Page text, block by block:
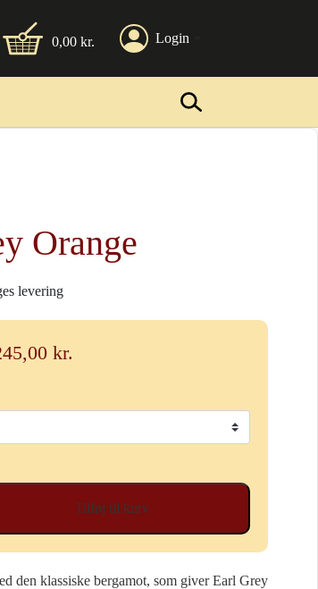
0,00kr. Login
Orange
levering
kr.
til
245,00 kr.
Tilføj til kurv
den klassiske bergamot, som giver Earl Grey